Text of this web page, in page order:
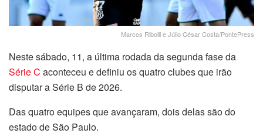
Marcos Ribolli e Júlio César Costa/PontePress
Neste sábado, 11, a última rodada da segunda fase da
Série C aconteceu e definiu os quatro clubes que irão
disputar a Série B de 2026.
Das quatro equipes que avançaram, dois delas são do
estado de São Paulo.